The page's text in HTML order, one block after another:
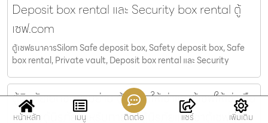
Deposit box rental และ Security box rental ตู้
เซฟ.com
ตู้เซฟธนาคารSilom Safe deposit box, Safety deposit box, Safe
box rental, Private vault, Deposit box rental และ Security
ตู้นิรภัยเอกชนสามย่าน ตู้นิรภัยให้เช่าและตู้เซฟให้เช่า คือ
บริการตู้นิรภัยสำหรับการเช่าตู้นิรภัยและเช่าตู้เซฟ ตู้
หน้าหลัก เมนู ติดต่อ แชร์ เพิ่มเติม